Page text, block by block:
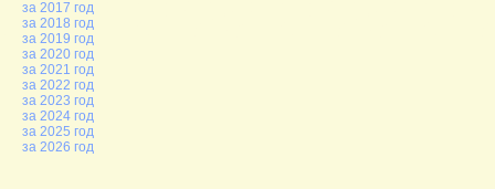
за 2017 год
за 2018 год
за 2019 год
за 2020 год
за 2021 год
за 2022 год
за 2023 год
за 2024 год
за 2025 год
за 2026 год